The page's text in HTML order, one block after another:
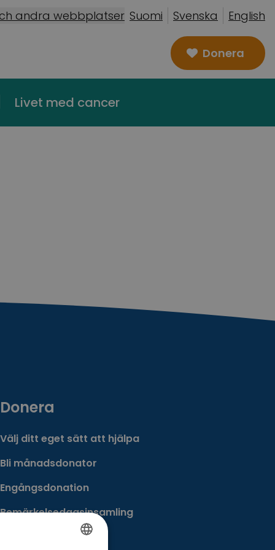
andra webbplatser Suomi Svenska English
Donera
Livet med cancer
Donera
Välj ditt eget sätt att hjälpa
Bli månadsdonator
Engångsdonation
Bemärkelsedagsinsamling